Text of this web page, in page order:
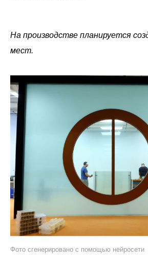
На производстве планируется
мест.
Фото сгенерировано с помощью нейросети